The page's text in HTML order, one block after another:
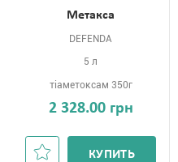
Метакса
DEFENDA
5 л
тіаметоксам 350г
2 328.00 грн
КУПИТЬ